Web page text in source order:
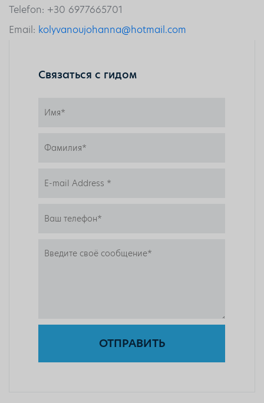
Telefon: +30 6977665701
Email: kolyvanoujohanna@hotmail.com
Связаться с гидом
ОТПРАВИТЬ